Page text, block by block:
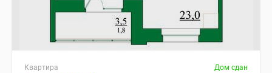
Квартира Дом сдан